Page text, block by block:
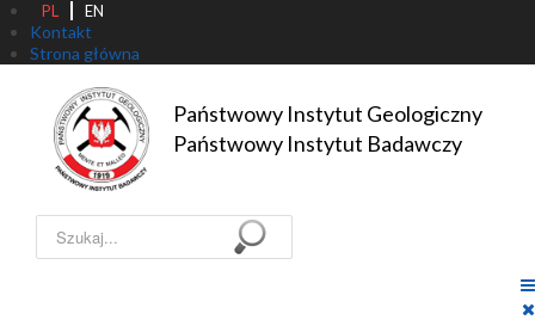
PL EN
Kontakt
Strona główna
Państwowy Instytut Geologiczny
Państwowy Instytut Badawczy
Szukaj...